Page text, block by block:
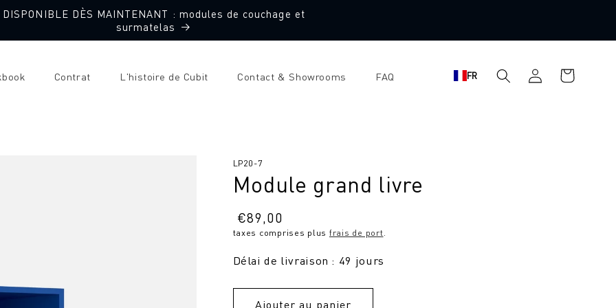
DISPONIBLE DÈS MAINTENANT : modules de couchage et
surmatelas
Contrat L'histoire de Cubit Contact & Showrooms FAQ FR
connecter
Panier
d'achat
SKU
LP20-7
Module grand livre
Prix
normal
€89,00
taxes comprises plus frais de port.
Délai de livraison : 49 jours
Ajouter au panier